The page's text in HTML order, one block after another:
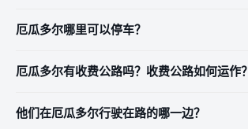
厄瓜多尔哪里可以停车？
厄瓜多尔有收费公路吗？收费公路如何运作？
他们在厄瓜多尔行驶在路的哪一边？